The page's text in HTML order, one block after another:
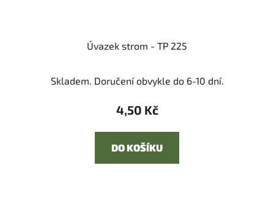
Úvazek strom - TP 225
Skladem. Doručení obvykle do 6-10 dní.
4,50 Kč
DO KOŠÍKU